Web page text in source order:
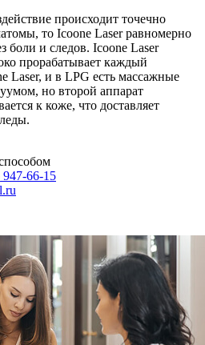
происходит точечно
то Icoone Laser равномерно
боли и следов. Icoone Laser
прорабатывает каждый
Laser, и в LPG есть массажные
но второй аппарат
к коже, что доставляет
66-15